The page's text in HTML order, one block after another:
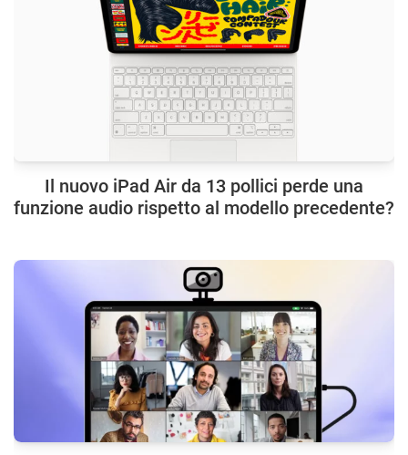
Il nuovo iPad Air da 13 pollici perde una
funzione audio rispetto al modello precedente?